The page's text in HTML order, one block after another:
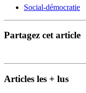
Social-démocratie
Partagez cet article
Articles les + lus